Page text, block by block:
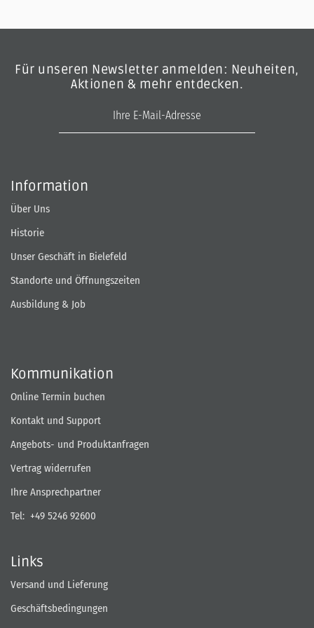
Für unseren Newsletter anmelden: Neuheiten,
Aktionen & mehr entdecken.
Information
Über Uns
Historie
Unser Geschäft in Bielefeld
Standorte und Öffnungszeiten
Ausbildung & Job
Kommunikation
Online Termin buchen
Kontakt und Support
Angebots- und Produktanfragen
Vertrag widerrufen
Ihre Ansprechpartner
Tel: +49 5246 92600
Links
Versand und Lieferung
Geschäftsbedingungen